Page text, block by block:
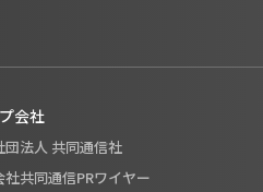
会社
団法人 共同通信社
社共同通信PRワイヤー